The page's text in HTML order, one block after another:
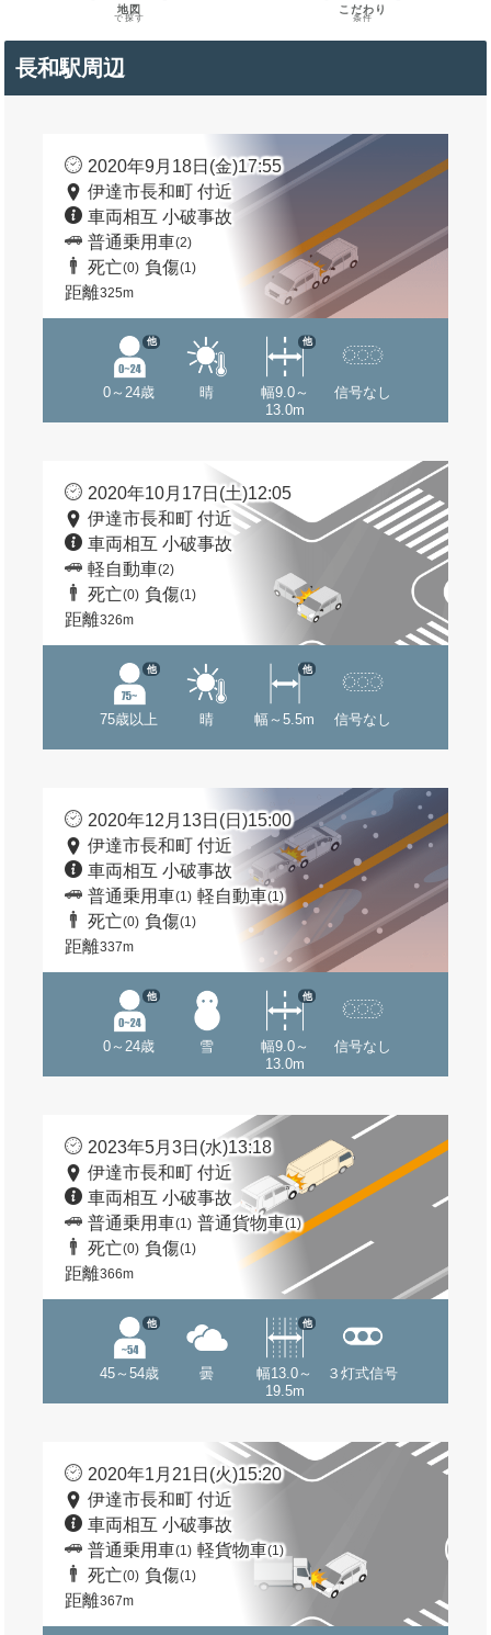
地図
で探す
こだわり
条件
長和駅周辺
2020年9月18日(金)17:55
伊達市長和町 付近
車両相互 小破事故
普通乗用車(2)
死亡(0) 負傷(1)
距離325m
0～24歳
他
晴
幅9.0～
13.0m
他
信号なし
2020年10月17日(土)12:05
伊達市長和町 付近
車両相互 小破事故
軽自動車(2)
死亡(0) 負傷(1)
距離326m
75歳以上
他
晴 幅～5.5m
他
信号なし
2020年12月13日(日)15:00
伊達市長和町 付近
車両相互 小破事故
普通乗用車(1) 軽自動車(1)
死亡(0) 負傷(1)
距離337m
0～24歳
他
雪
幅9.0～
13.0m
他
信号なし
2023年5月3日(水)13:18
伊達市長和町 付近
車両相互 小破事故
普通乗用車(1) 普通貨物車(1)
死亡(0) 負傷(1)
距離366m
45～54歳
他
曇
幅13.0～
19.5m
他
３灯式信号
2020年1月21日(火)15:20
伊達市長和町 付近
車両相互 小破事故
普通乗用車(1) 軽貨物車(1)
死亡(0) 負傷(1)
距離367m